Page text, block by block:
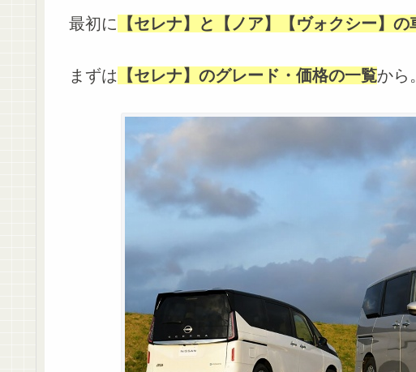
最初に 【セレナ】と【ノア】【ヴォクシー】
まずは 【セレナ】のグレード・価格の一覧から。